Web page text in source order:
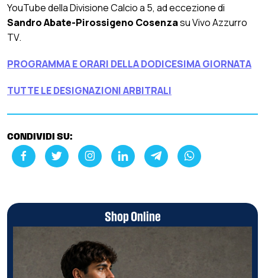
YouTube della Divisione Calcio a 5, ad eccezione di
Sandro Abate-Pirossigeno Cosenzasu Vivo Azzurro
TV.
PROGRAMMA E ORARI DELLA DODICESIMA GIORNATA
TUTTE LE DESIGNAZIONI ARBITRALI
CONDIVIDI SU:
Shop Online